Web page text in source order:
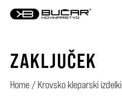
ZAKLJUČEK
Home / Krovsko kleparski izdelki